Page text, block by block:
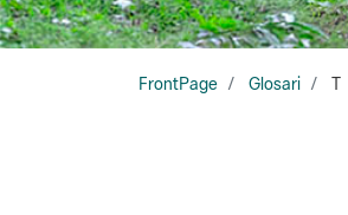
FrontPage Glosari T